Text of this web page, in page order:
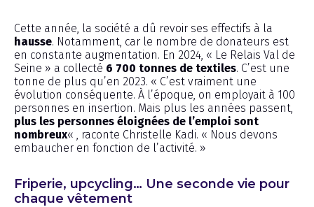
Cette année, la société a dû revoir ses effectifs à la
hausse. Notamment, car le nombre de donateurs est
en constante augmentation. En 2024, « Le Relais Val de
Seine » a collecté 6 700 tonnes de textiles. C’est une
tonne de plus qu’en 2023. « C’est vraiment une
évolution conséquente. À l’époque, on employait à 100
personnes en insertion. Mais plus les années passent,
plus les personnes éloignées de l’emploi sont
nombreux« , raconte Christelle Kadi. « Nous devons
embaucher en fonction de l’activité. »
Friperie, upcycling… Une seconde vie pour
chaque vêtement